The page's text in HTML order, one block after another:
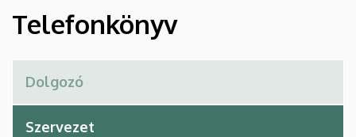
és
Egészségfejlesztési
Intézet
Telefonkönyv